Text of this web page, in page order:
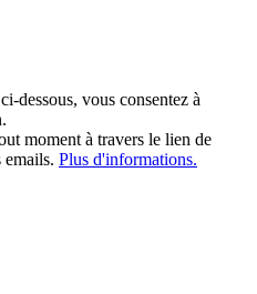
dessous, vous consentez à
moment à travers le lien de
emails. Plus d'informations.